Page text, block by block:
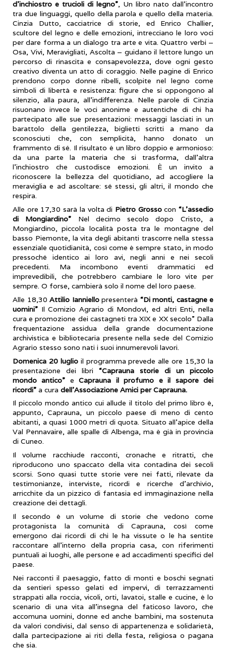
d’inchiostro e trucioli di legno”, Un libro nato dall’incontro
tra due linguaggi, quello della parola e quello della materia.
Cinzia Dutto, cacciatrice di storie, ed Enrico Challier,
scultore del legno e delle emozioni, intrecciano le loro voci
per dare forma a un dialogo tra arte e vita. Quattro verbi –
Osa, Vivi, Meravigliati, Ascolta – guidano il lettore lungo un
percorso di rinascita e consapevolezza, dove ogni gesto
creativo diventa un atto di coraggio. Nelle pagine di Enrico
prendono corpo donne ribelli, scolpite nel legno come
simboli di libertà e resistenza: figure che si oppongono al
silenzio, alla paura, all’indifferenza. Nelle parole di Cinzia
risuonano invece le voci anonime e autentiche di chi ha
partecipato alle sue presentazioni: messaggi lasciati in un
barattolo della gentilezza, biglietti scritti a mano da
sconosciuti che, con semplicità, hanno donato un
frammento di sé. Il risultato è un libro doppio e armonioso:
da una parte la materia che si trasforma, dall’altra
l’inchiostro che custodisce emozioni. È un invito a
riconoscere la bellezza del quotidiano, ad accogliere la
meraviglia e ad ascoltare: sé stessi, gli altri, il mondo che
respira.
Alle ore 17,30 sarà la volta di Pietro Grossocon “L’assedio
di Mongiardino” Nel decimo secolo dopo Cristo, a
Mongiardino, piccola località posta tra le montagne del
basso Piemonte, la vita degli abitanti trascorre nella stessa
essenziale quotidianità, così come è sempre stato, in modo
pressoché identico ai loro avi, negli anni e nei secoli
precedenti. Ma incombono eventi drammatici ed
imprevedibili, che potrebbero cambiare le loro vite per
sempre. O forse, cambierà solo il nome del loro paese.
Alle 18,30 Attilio Ianniello presenterà “Di monti, castagne e
uomini” Il Comizio Agrario di Mondovì, ed altri Enti, nella
cura e promozione dei castagneti tra XIX e XX secolo” Dalla
frequentazione assidua della grande documentazione
archivistica e bibliotecaria presente nella sede del Comizio
Agrario stesso sono nati i suoi innumerevoli lavori.
Domenica 20 luglioil programma prevede alle ore 15,30 la
presentazione dei libri “Caprauna storie di un piccolo
mondo antico” e Caprauna il profumo e il sapore dei
ricordi” a cura dell’Associazione Amici per Caprauna.
Il piccolo mondo antico cui allude il titolo del primo libro è,
appunto, Caprauna, un piccolo paese di meno di cento
abitanti, a quasi 1000 metri di quota. Situato all'apice della
Val Pennavaire, alle spalle di Albenga, ma è già in provincia
di Cuneo.
Il volume racchiude racconti, cronache e ritratti, che
riproducono uno spaccato della vita contadina dei secoli
scorsi. Sono quasi tutte storie vere nei fatti, rilevate da
testimonianze, interviste, ricordi e ricerche d'archivio,
arricchite da un pizzico di fantasia ed immaginazione nella
creazione dei dettagli.
Il secondo è un volume di storie che vedono come
protagonista la comunità di Caprauna, così come
emergono dai ricordi di chi le ha vissute o le ha sentite
raccontare all'interno della propria casa, con riferimenti
puntuali ai luoghi, alle persone e ad accadimenti specifici del
paese.
Nei racconti il paesaggio, fatto di monti e boschi segnati
da sentieri spesso gelati ed impervi, di terrazzamenti
strappati alla roccia, vicoli, orti, lavatoi, stalle e cucine, è lo
scenario di una vita all'insegna del faticoso lavoro, che
accomuna uomini, donne ed anche bambini, ma sostenuta
da valori condivisi, dal senso di appartenenza e solidarietà,
dalla partecipazione ai riti della festa, religiosa o pagana
che sia.